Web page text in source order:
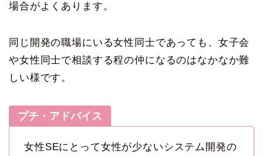
場合がよくあります。
同じ開発の職場にいる女性同士であっても、女子会
や女性同士で相談する程の仲になるのはなかなか難
しい様です。
プチ・アドバイス
女性SEにとって女性が少ないシステム開発の